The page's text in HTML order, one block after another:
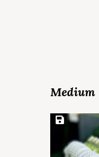
Medium
Save Recipe